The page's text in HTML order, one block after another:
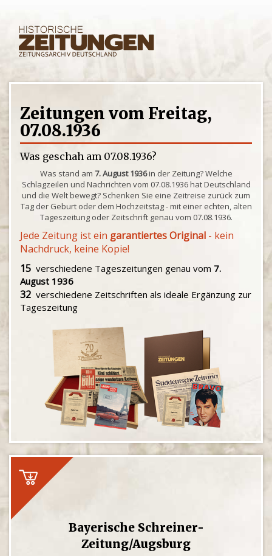
Zeitungen vom Freitag,
07.08.1936
Was geschah am 07.08.1936?
Was stand am 7. August 1936in der Zeitung? Welche
Schlagzeilen und Nachrichten vom 07.08.1936 hat Deutschland
und die Welt bewegt? Schenken Sie eine Zeitreise zurück zum
Tag der Geburt oder dem Hochzeitstag - mit einer echten, alten
Tageszeitung oder Zeitschrift genau vom 07.08.1936.
Jede Zeitung ist ein garantiertes Original - kein
Nachdruck, keine Kopie!
15 verschiedene Tageszeitungen genau vom 7.
August 1936
32 verschiedene Zeitschriften als ideale Ergänzung zur
Tageszeitung
Bayerische Schreiner-
Zeitung/Augsburg